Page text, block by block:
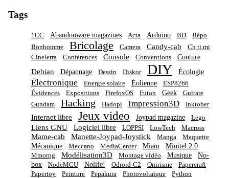
Tags
1CC Abandonware magazines Acta Arduino BD
Bépo
Bonhomme
Bricolage Camera Candy-cab
Ch ti mi
Cinelerra
Conférences Console Conventions Couture
Debian Dépannage Dessin Diskor DIY Écologie
Électronique Energie solaire Éolienne
ESP8266
Évidences
Expositions FirefoxOS Futon Geek
Guitare
Gundam
Hacking Hadopi Impression3D Inktober
Internet libre Jeux video Joypad magazine Lego
Liens GNU Logiciel libre LOPPSI LowTech Macross
Mame-cab Manette-Joypad-Joystick Manga Maquette
Mécanique Meccano MediaCenter Miam Minitel 2.0
Mmorpg Modélisation3D Montage vidéo Musique
No-
box
NodeMCU Nolife! Odroid-C2 Onirisme
Papercraft
Papertoy
Peinture Pepakura Photovoltaïque Python